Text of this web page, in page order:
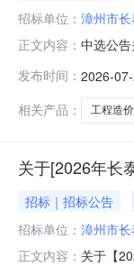
招标单位： 漳州市
正文内容： 中选公
务事项
发布时间： 2026-
相关产品：
工程造
关于[2026年长
招标｜招标公告
招标单位： 漳州市
正文内容： 关于【